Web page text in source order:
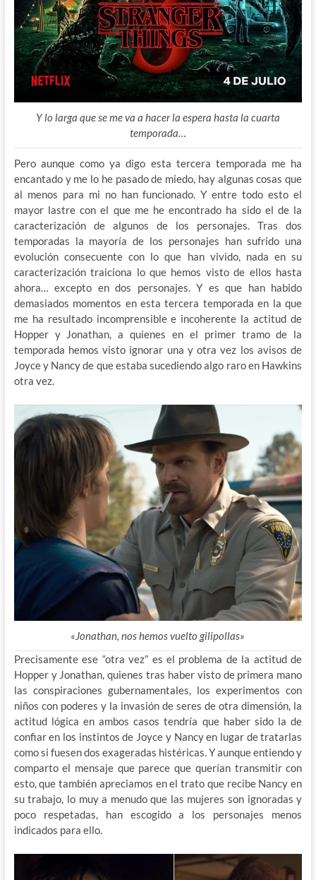
Y lo larga que se me va a hacer la espera hasta la cuarta
temporada…
Pero aunque como ya digo esta tercera temporada me ha
encantado y me lo he pasado de miedo, hay algunas cosas que
al menos para mi no han funcionado. Y entre todo esto el
mayor lastre con el que me he encontrado ha sido el de la
caracterización de algunos de los personajes. Tras dos
temporadas la mayoría de los personajes han sufrido una
evolución consecuente con lo que han vivido, nada en su
caracterización traiciona lo que hemos visto de ellos hasta
ahora… excepto en dos personajes. Y es que han habido
demasiados momentos en esta tercera temporada en la que
me ha resultado incomprensible e incoherente la actitud de
Hopper y Jonathan, a quienes en el primer tramo de la
temporada hemos visto ignorar una y otra vez los avisos de
Joyce y Nancy de que estaba sucediendo algo raro en Hawkins
otra vez.
«Jonathan, nos hemos vuelto gilipollas»
Precisamente ese “otra vez” es el problema de la actitud de
Hopper y Jonathan, quienes tras haber visto de primera mano
las conspiraciones gubernamentales, los experimentos con
niños con poderes y la invasión de seres de otra dimensión, la
actitud lógica en ambos casos tendría que haber sido la de
confiar en los instintos de Joyce y Nancy en lugar de tratarlas
como si fuesen dos exageradas histéricas. Y aunque entiendo y
comparto el mensaje que parece que querían transmitir con
esto, que también apreciamos en el trato que recibe Nancy en
su trabajo, lo muy a menudo que las mujeres son ignoradas y
poco respetadas, han escogido a los personajes menos
indicados para ello.